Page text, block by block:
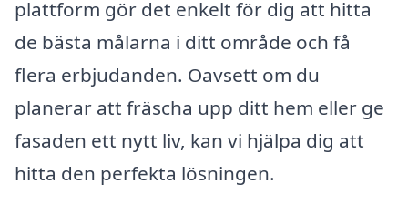
plattform gör det enkelt för dig att hitta
de bästa målarna i ditt område och få
flera erbjudanden. Oavsett om du
planerar att fräscha upp ditt hem eller ge
fasaden ett nytt liv, kan vi hjälpa dig att
hitta den perfekta lösningen.